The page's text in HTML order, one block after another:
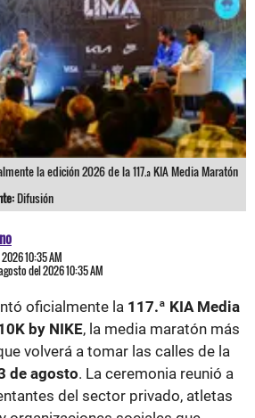
la edición 2026 de la 117.ª KIA Media Maratón
Difusión
10:35 AM
del 2026 10:35 AM
oficialmente la 117.ª KIA Media
by NIKE, la media maratón más
volverá a tomar las calles de la
de agosto. La ceremonia reunió a
del sector privado, atletas